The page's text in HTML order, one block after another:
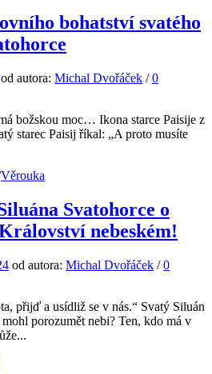
bohatství svatého
od autora: Michal Dvořáček /0
božskou moc… Ikona starce Paisije z
starec Paisij říkal: „A proto musíte
Věrouka
Svatohorce o
nebeském!
od autora: Michal Dvořáček /0
přijď a usídliž se v nás.“ Svatý Siluán
porozumět nebi? Ten, kdo má v